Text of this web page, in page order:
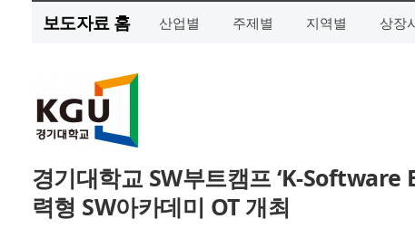
보도자료 홈 산업별 주제별 지역별 상장
경기대학교 SW부트캠프 ‘K-
력형 SW아카데미 OT 개최